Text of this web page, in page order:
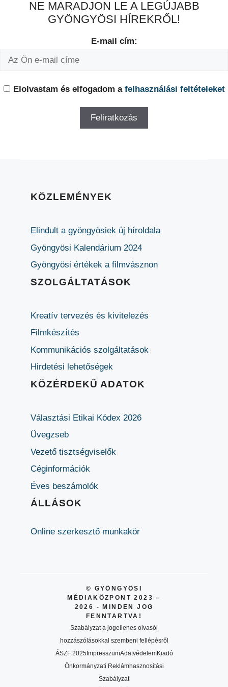
NE MARADJON LE A LEGÚJABB
GYÖNGYÖSI HÍREKRŐL!
E-mail cím:
Elolvastam és elfogadom a felhasználási feltételeket
KÖZLEMÉNYEK
Elindult a gyöngyösiek új híroldala
Gyöngyösi Kalendárium 2024
Gyöngyösi értékek a filmvásznon
SZOLGÁLTATÁSOK
Kreatív tervezés és kivitelezés
Filmkészítés
Kommunikációs szolgáltatások
Hirdetési lehetőségek
KÖZÉRDEKŰ ADATOK
Választási Etikai Kódex 2026
Üvegzseb
Vezető tisztségviselők
Céginformációk
Éves beszámolók
ÁLLÁSOK
Online szerkesztő munkakör
© GYÖNGYÖSI
MÉDIAKÖZPONT 2023 –
2026 - MINDEN JOG
FENNTARTVA!
Szabályzat a jogellenes olvasói
hozzászólásokkal szembeni fellépésről
ÁSZF 2025ImpresszumAdatvédelemKiadó
Önkormányzati Reklámhasznosítási
Szabályzat